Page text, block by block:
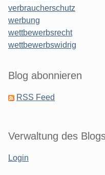
verbraucherschutz
werbung
wettbewerbsrecht
wettbewerbswidrig
Blog abonnieren
RSS Feed
Verwaltung des
Login